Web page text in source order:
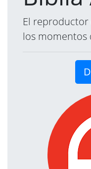
El reproductor
los momentos